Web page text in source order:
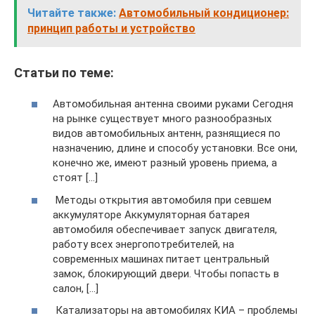
Читайте также: Автомобильный кондиционер:
принцип работы и устройство
Статьи по теме:
Автомобильная антенна своими руками Сегодня
на рынке существует много разнообразных
видов автомобильных антенн, разнящиеся по
назначению, длине и способу установки. Все они,
конечно же, имеют разный уровень приема, а
стоят […]
Методы открытия автомобиля при севшем
аккумуляторе Аккумуляторная батарея
автомобиля обеспечивает запуск двигателя,
работу всех энергопотребителей, на
современных машинах питает центральный
замок, блокирующий двери. Чтобы попасть в
салон, […]
Катализаторы на автомобилях КИА – проблемы